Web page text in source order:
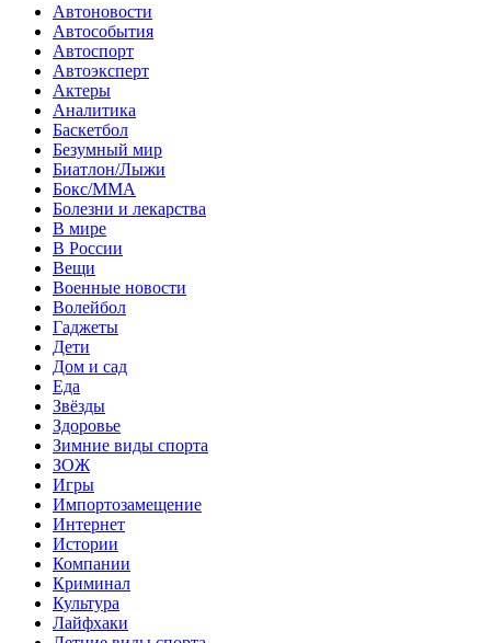
Автоновости
Автособытия
Автоспорт
Автоэксперт
Актеры
Аналитика
Баскетбол
Безумный мир
Биатлон/Лыжи
Бокс/MMA
Болезни и лекарства
В мире
В России
Вещи
Военные новости
Волейбол
Гаджеты
Дети
Дом и сад
Еда
Звёзды
Здоровье
Зимние виды спорта
ЗОЖ
Игры
Импортозамещение
Интернет
Истории
Компании
Криминал
Культура
Лайфхаки